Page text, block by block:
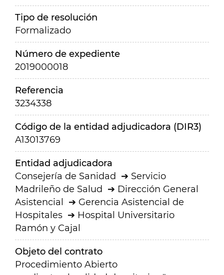
Tipo de resolución
Formalizado
Número de expediente
2019000018
Referencia
3234338
Código de la entidad adjudicadora (DIR3)
A13013769
Entidad adjudicadora
Consejería de Sanidad
Servicio
Madrileño de Salud
Dirección General
Asistencial
Gerencia Asistencial de
Hospitales
Hospital Universitario
Ramón y Cajal
Objeto del contrato
Procedimiento Abierto